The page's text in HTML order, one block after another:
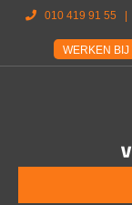
010 419 91 55
WERKEN